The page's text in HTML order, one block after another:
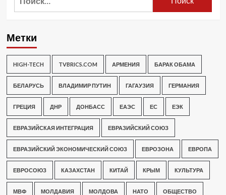
Метки
HIGH-TECH TVBRICS.COM АРМЕНИЯ БАРАК ОБАМА
БЕЛАРУСЬ ВЛАДИМИР ПУТИН ГАГАУЗИЯ ГЕРМАНИЯ
ГРЕЦИЯ ДНР ДОНБАСС ЕАЭС ЕС ЕЭК
ЕВРАЗИЙСКАЯ ИНТЕГРАЦИЯ ЕВРАЗИЙСКИЙ СОЮЗ
ЕВРАЗИЙСКИЙ ЭКОНОМИЧЕСКИЙ СОЮЗ ЕВРОЗОНА ЕВРОПА
ЕВРОСОЮЗ КАЗАХСТАН КИТАЙ КРЫМ КУЛЬТУРА
МВФ МОЛДАВИЯ МОЛДОВА НАТО ОБЩЕСТВО